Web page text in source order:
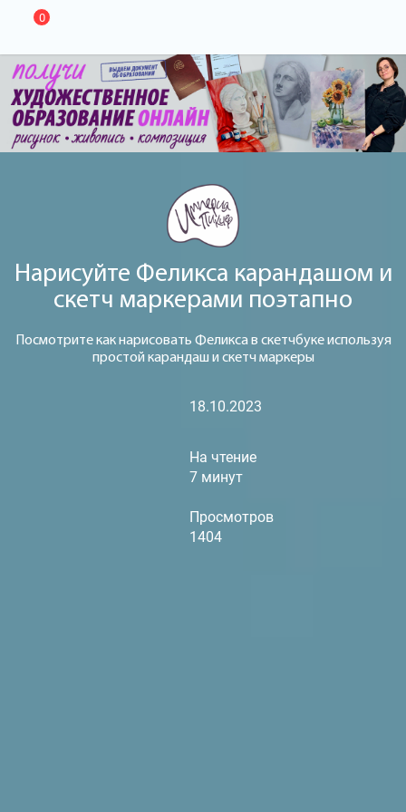
0
Нарисуйте Феликса карандашом и
скетч маркерами поэтапно
Посмотрите как нарисовать Феликса в скетчбуке используя
простой карандаш и скетч маркеры
18.10.2023
На чтение
7 минут
Просмотров
1404